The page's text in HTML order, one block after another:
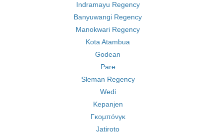
Indramayu Regency
Banyuwangi Regency
Manokwari Regency
Kota Atambua
Godean
Pare
Sleman Regency
Wedi
Kepanjen
Γκομπόνγκ
Jatiroto